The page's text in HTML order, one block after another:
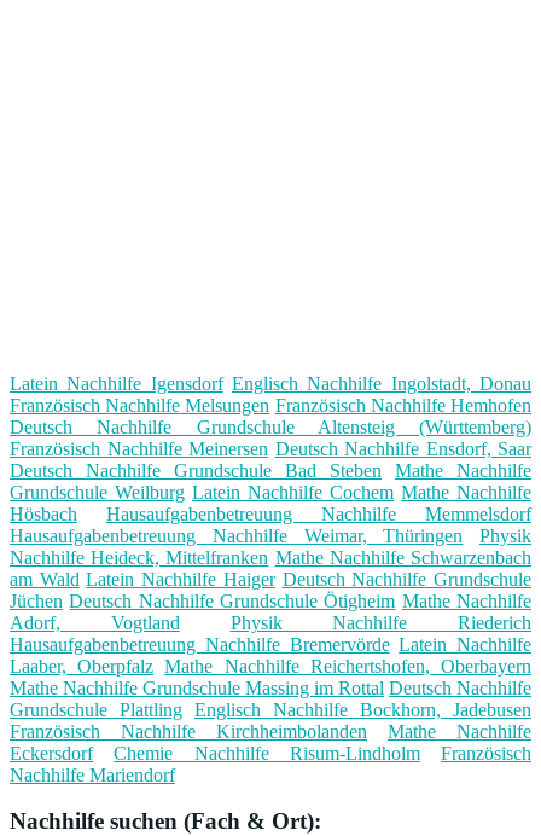
Latein Nachhilfe Igensdorf Englisch Nachhilfe Ingolstadt, Donau
Französisch Nachhilfe Melsungen Französisch Nachhilfe Hemhofen
Deutsch Nachhilfe Grundschule Altensteig (Württemberg)
Französisch Nachhilfe Meinersen Deutsch Nachhilfe Ensdorf, Saar
Deutsch Nachhilfe Grundschule Bad Steben
Mathe Nachhilfe
Grundschule Weilburg Latein Nachhilfe Cochem Mathe Nachhilfe
Hösbach
Hausaufgabenbetreuung Nachhilfe Memmelsdorf
Hausaufgabenbetreuung Nachhilfe Weimar, Thüringen
Physik
Nachhilfe Heideck, Mittelfranken Mathe Nachhilfe Schwarzenbach
am Wald Latein Nachhilfe Haiger Deutsch Nachhilfe Grundschule
Jüchen Deutsch Nachhilfe Grundschule Ötigheim Mathe Nachhilfe
Adorf, Vogtland
Physik Nachhilfe Riederich
Hausaufgabenbetreuung Nachhilfe Bremervörde Latein Nachhilfe
Laaber, Oberpfalz Mathe Nachhilfe Reichertshofen, Oberbayern
Mathe Nachhilfe Grundschule Massing im Rottal Deutsch Nachhilfe
Grundschule Plattling Englisch Nachhilfe Bockhorn, Jadebusen
Französisch Nachhilfe Kirchheimbolanden
Mathe Nachhilfe
Eckersdorf
Chemie Nachhilfe Risum-Lindholm
Französisch
Nachhilfe Mariendorf
Nachhilfe suchen (Fach & Ort):